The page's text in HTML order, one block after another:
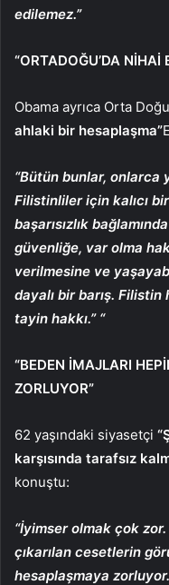
edilemez.”
“ORTADOĞU’DA NİHAİ
Obama ayrıca Orta
ahlaki bir hesaplaşma”
“Bütün bunlar, onlarca
Filistinliler için kalıcı
başarısızlık
güvenliğe, var olma
verilmesine ve
dayalı bir barış.
tayin hakkı.” “
“BEDEN İMAJLARI
ZORLUYOR”
62 yaşındaki siyasetçi
karşısında tarafsız
konuştu:
“İyimser olmak çok
çıkarılan cesetlerin
hesaplaşmaya